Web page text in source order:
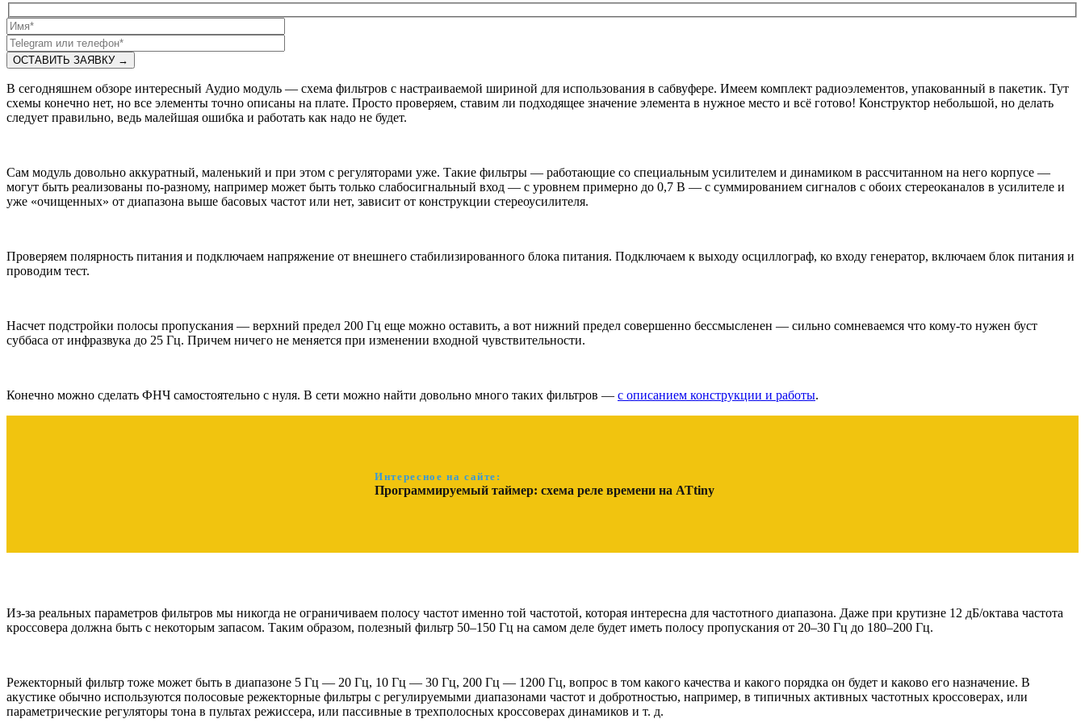
В сегодняшнем обзоре интересный Аудио модуль — схема фильтров с настраиваемой шириной для использования в сабвуфере. Имеем комплект радиоэлементов, упакованный в пакетик. Тут
схемы конечно нет, но все элементы точно описаны на плате. Просто проверяем, ставим ли подходящее значение элемента в нужное место и всё готово! Конструктор небольшой, но делать
следует правильно, ведь малейшая ошибка и работать как надо не будет.
Сам модуль довольно аккуратный, маленький и при этом с регуляторами уже. Такие фильтры — работающие со специальным усилителем и динамиком в рассчитанном на него корпусе —
могут быть реализованы по-разному, например может быть только слабосигнальный вход — с уровнем примерно до 0,7 В — с суммированием сигналов с обоих стереоканалов в усилителе и
уже «очищенных» от диапазона выше басовых частот или нет, зависит от конструкции стереоусилителя.
Проверяем полярность питания и подключаем напряжение от внешнего стабилизированного блока питания. Подключаем к выходу осциллограф, ко входу генератор, включаем блок питания и
проводим тест.
Насчет подстройки полосы пропускания — верхний предел 200 Гц еще можно оставить, а вот нижний предел совершенно бессмысленен — сильно сомневаемся что кому-то нужен буст
суббаса от инфразвука до 25 Гц. Причем ничего не меняется при изменении входной чувствительности.
Конечно можно сделать ФНЧ самостоятельно с нуля. В сети можно найти довольно много таких фильтров — с описанием конструкции и работы.
Интересное на сайте:
Программируемый таймер: схема реле времени на ATtiny
Из-за реальных параметров фильтров мы никогда не ограничиваем полосу частот именно той частотой, которая интересна для частотного диапазона. Даже при крутизне 12 дБ/октава частота
кроссовера должна быть с некоторым запасом. Таким образом, полезный фильтр 50–150 Гц на самом деле будет иметь полосу пропускания от 20–30 Гц до 180–200 Гц.
Режекторный фильтр тоже может быть в диапазоне 5 Гц — 20 Гц, 10 Гц — 30 Гц, 200 Гц — 1200 Гц, вопрос в том какого качества и какого порядка он будет и каково его назначение. В
акустике обычно используются полосовые режекторные фильтры с регулируемыми диапазонами частот и добротностью, например, в типичных активных частотных кроссоверах, или
параметрические регуляторы тона в пультах режиссера, или пассивные в трехполосных кроссоверах динамиков и т. д.